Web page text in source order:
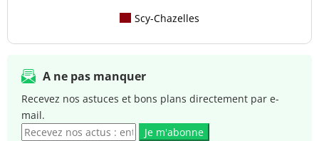
Scy-Chazelles
A ne pas manquer
Recevez nos astuces et bons plans directement par e-
mail.
Je m'abonne